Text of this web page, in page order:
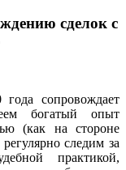
сделок с
сопровождает
богатый опыт
(как на стороне
следим за
практикой,